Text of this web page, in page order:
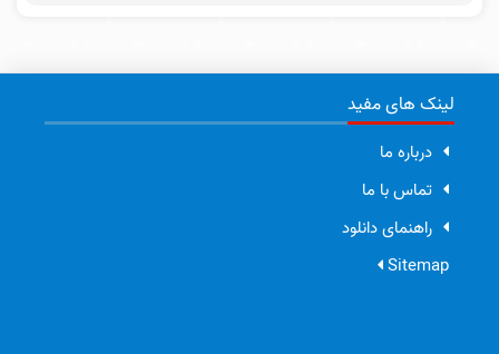
لینک های مفید
درباره ما
تماس با ما
راهنمای دانلود
Sitemap